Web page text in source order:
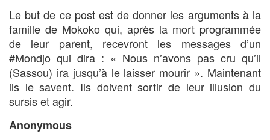
Le but de ce post est de donner les arguments à la
famille de Mokoko qui, après la mort programmée
de leur parent, recevront les messages d’un
#Mondjo qui dira : « Nous n’avons pas cru qu’il
(Sassou) ira jusqu’à le laisser mourir ». Maintenant
ils le savent. Ils doivent sortir de leur illusion du
sursis et agir.
Anonymous